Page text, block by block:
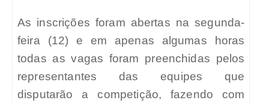
As inscrições foram abertas na segunda-
feira (12) e em apenas algumas horas
todas as vagas foram preenchidas pelos
representantes das equipes que
disputarão a competição, fazendo com